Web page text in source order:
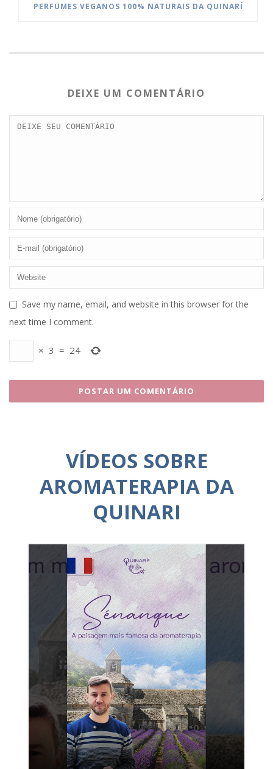
PERFUMES VEGANOS 100% NATURAIS DA QUINARÍ
DEIXE UM COMENTÁRIO
Save my name, email, and website in this browser for the
next time I comment.
× 3 = 24
VÍDEOS SOBRE
AROMATERAPIA DA
QUINARI